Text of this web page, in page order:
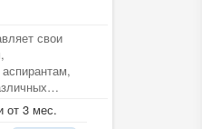
свои
и
от 3 мес.